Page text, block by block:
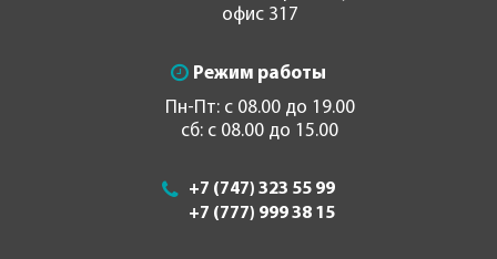
офис 317
Режим работы
Пн-Пт: с 08.00 до 19.00
сб: с 08.00 до 15.00
+7 (747) 323 55 99
+7 (777) 999 38 15